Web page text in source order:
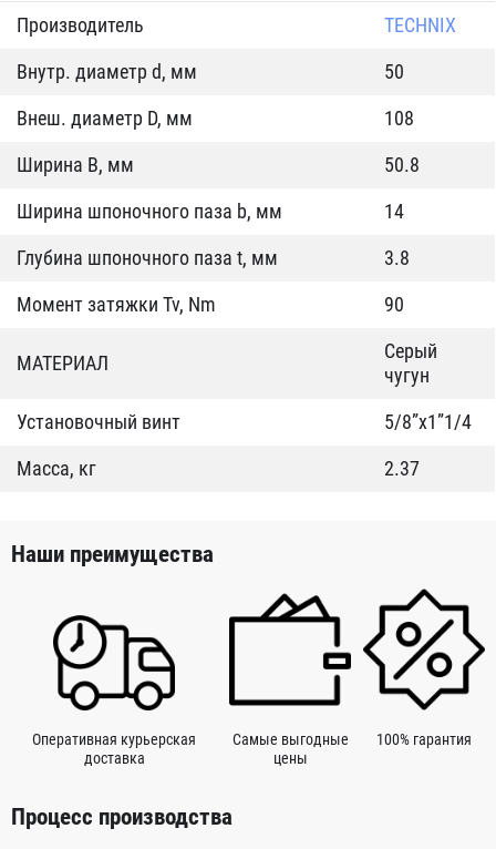
Производитель
TECHNIX
Внутр. диаметр d, мм
50
Внеш. диаметр D, мм
108
Ширина B, мм
50.8
Ширина шпоночного паза b, мм
14
Глубина шпоночного паза t, мм
3.8
Момент затяжки Tv, Nm
90
МАТЕРИАЛ
Серый
чугун
Установочный винт
5/8”x1”1/4
Масса, кг
2.37
Наши преимущества
Оперативная курьерская
доставка
Самые выгодные
цены
100% гарантия
Процесс производства